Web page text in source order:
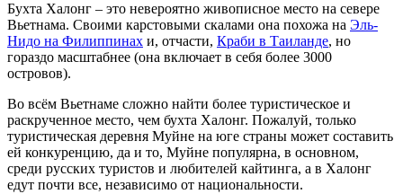
Бухта Халонг – это невероятно живописное место на севере
Вьетнама. Своими карстовыми скалами она похожа на Эль-
Нидо на Филиппинах и, отчасти, Краби в Таиланде, но
гораздо масштабнее (она включает в себя более 3000
островов).
Во всём Вьетнаме сложно найти более туристическое и
раскрученное место, чем бухта Халонг. Пожалуй, только
туристическая деревня Муйне на юге страны может составить
ей конкуренцию, да и то, Муйне популярна, в основном,
среди русских туристов и любителей кайтинга, а в Халонг
едут почти все, независимо от национальности.